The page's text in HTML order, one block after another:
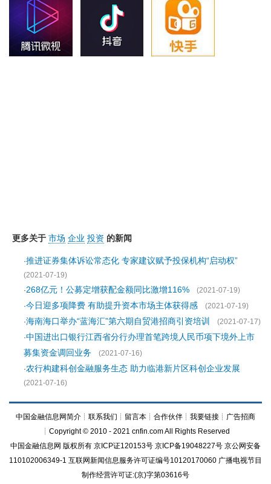
更多关于 市场 企业 投资 的新闻
·推进证券集体诉讼常态化 专家建议赋予投保机构“启动权”
(2021-07-19)
·268亿元！公募定增获配金额同比激增116%
(2021-07-19)
·今日迎多项降费 有助提升资本市场主体获得感
(2021-07-19)
·海南海口举办“蓝海汇”第六期自贸港招商引资培训
(2021-07-17)
·中国进出口银行江西省分行办理首笔跨境人民币项下境外上市
募集资金调回业务
(2021-07-16)
·农行构建科创金融服务生态 助力临港新片区科创企业发展
(2021-07-16)
中国金融信息网简介 ┊ 联系我们 ┊ 留言本 ┊ 合作伙伴 ┊ 我要链接 ┊ 广告招商
┊Copyright © 2010 - 2021 cnfin.com All Rights Reserved
中国金融信息网 版权所有 京ICP证120153号 京ICP备19048227号 京公网安备
110102006349-1 互联网新闻信息服务许可证编号10120170060 广播电视节目
制作经营许可证:(京)字第03616号